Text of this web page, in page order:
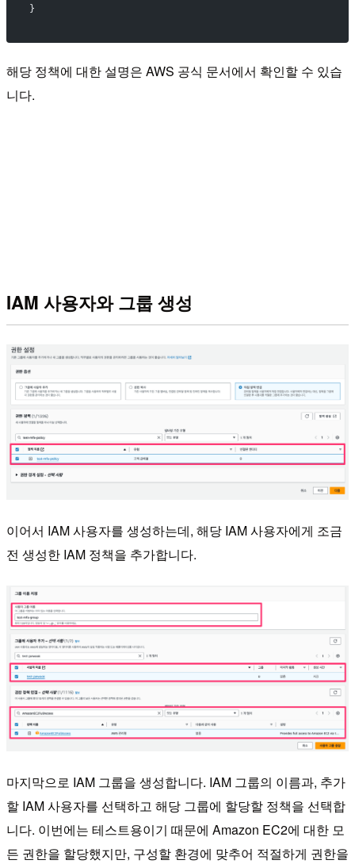
}
해당 정책에 대한 설명은 AWS 공식 문서에서 확인할 수 있습
니다.
IAM 사용자와 그룹 생성
이어서 IAM 사용자를 생성하는데, 해당 IAM 사용자에게 조금
전 생성한 IAM 정책을 추가합니다.
마지막으로 IAM 그룹을 생성합니다. IAM 그룹의 이름과, 추가
할 IAM 사용자를 선택하고 해당 그룹에 할당할 정책을 선택합
니다. 이번에는 테스트용이기 때문에 Amazon EC2에 대한 모
든 권한을 할당했지만, 구성할 환경에 맞추어 적절하게 권한을